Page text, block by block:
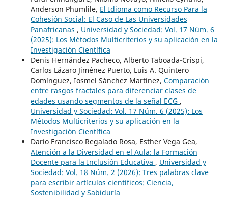
Anderson Phumlile, El Idioma como Recurso Para la
Cohesión Social: El Caso de Las Universidades
Panafricanas , Universidad y Sociedad: Vol. 17 Núm. 6
(2025): Los Métodos Multicriterios y su aplicación en la
Investigación Científica
Denis Hernández Pacheco, Alberto Taboada-Crispi,
Carlos Lázaro Jiménez Puerto, Luis A. Quintero
Domínguez, Iosmel Sánchez Martínez, Comparación
entre rasgos fractales para diferenciar clases de
edades usando segmentos de la señal ECG ,
Universidad y Sociedad: Vol. 17 Núm. 6 (2025): Los
Métodos Multicriterios y su aplicación en la
Investigación Científica
Darío Francisco Regalado Rosa, Esther Vega Gea,
Atención a la Diversidad en el Aula: la Formación
Docente para la Inclusión Educativa , Universidad y
Sociedad: Vol. 18 Núm. 2 (2026): Tres palabras clave
para escribir artículos científicos: Ciencia,
Sostenibilidad y Sabiduría